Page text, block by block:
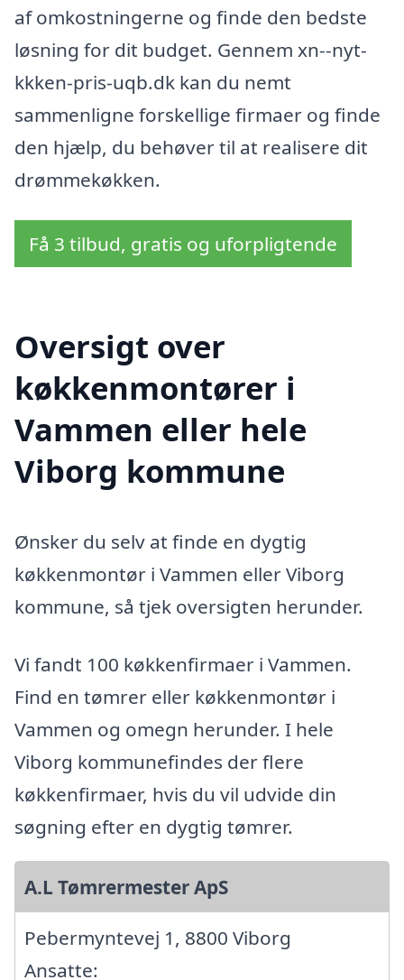
af omkostningerne og finde den bedste
løsning for dit budget. Gennem xn--nyt-
kkken-pris-uqb.dk kan du nemt
sammenligne forskellige firmaer og finde
den hjælp, du behøver til at realisere dit
drømmekøkken.
Få 3 tilbud, gratis og uforpligtende
Oversigt over
køkkenmontører i
Vammen eller hele
Viborg kommune
Ønsker du selv at finde en dygtig
køkkenmontør i Vammen eller Viborg
kommune, så tjek oversigten herunder.
Vi fandt 100 køkkenfirmaer i Vammen.
Find en tømrer eller køkkenmontør i
Vammen og omegn herunder. I hele
Viborg kommunefindes der flere
køkkenfirmaer, hvis du vil udvide din
søgning efter en dygtig tømrer.
A.L Tømrermester ApS
Pebermyntevej 1, 8800 Viborg
Ansatte: